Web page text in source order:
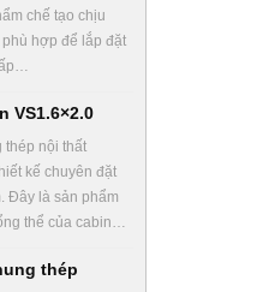
chế tạo chịu
hợp để lắp đặt
VS1.6×2.0
thép nội thất
kế chuyên đặt
Đây là sản phẩm
thể của cabin…
thép